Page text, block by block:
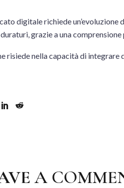
digitale richiede
grazie a una
risiede nella capacità di
A